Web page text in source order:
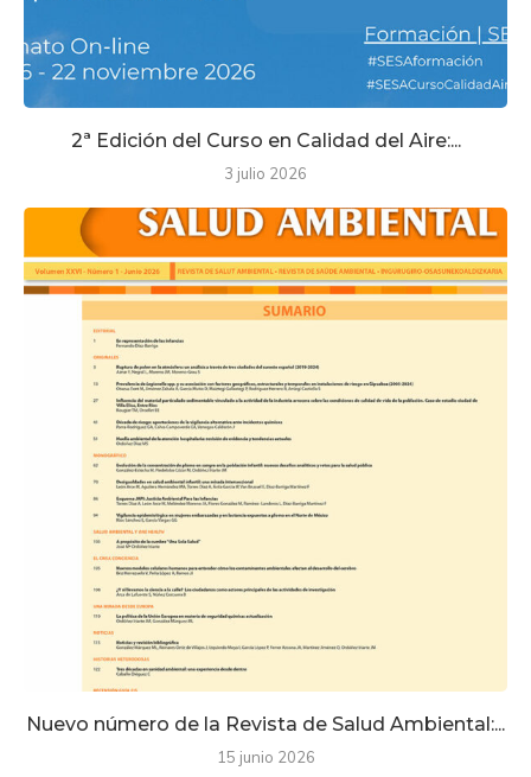
2ª Edición del Curso en Calidad del Aire:...
3 julio 2026
Nuevo número de la Revista de Salud Ambiental:...
15 junio 2026